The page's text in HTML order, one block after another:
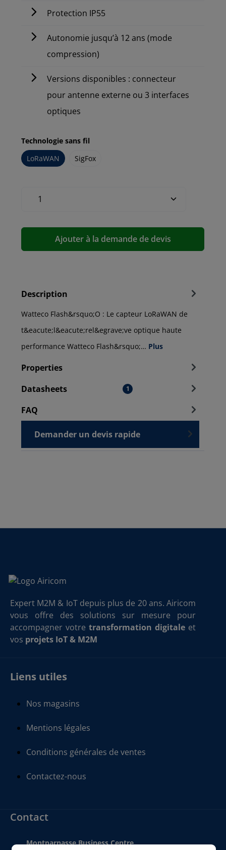
Protection IP55
Autonomie jusqu’à 12 ans (mode
compression)
Versions disponibles : connecteur
pour antenne externe ou 3 interfaces
optiques
Technologie sans fil
LoRaWAN
SigFox
Ajouter à la demande de devis
Description
Watteco Flash&rsquo;O : Le capteur LoRaWAN de
t&eacute;l&eacute;rel&egrave;ve optique haute
performance Watteco Flash&rsquo;… Plus
Properties
Datasheets
1
FAQ
Demander un devis rapide
Expert M2M & IoT depuis plus de 20 ans. Airicom
vous offre des solutions sur mesure pour
accompagner votre transformation digitale et
vos projets IoT & M2M
Liens utiles
Nos magasins
Mentions légales
Conditions générales de ventes
Contactez-nous
Contact
Montparnasse Business Centre